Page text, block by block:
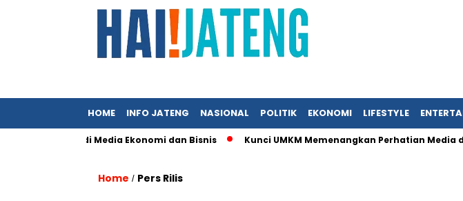
HOME INFO JATENG NASIONAL POLITIK EKONOMI LIFESTYLE
di Media Ekonomi dan Bisnis Kunci UMKM Memenangkan Perhatian Media dan
Home / Pers Rilis